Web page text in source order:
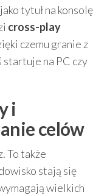
tytuł na konsolę
cross-play
czemu granie z
startuje na PC czy
i
celów
To także
stają się
wielkich